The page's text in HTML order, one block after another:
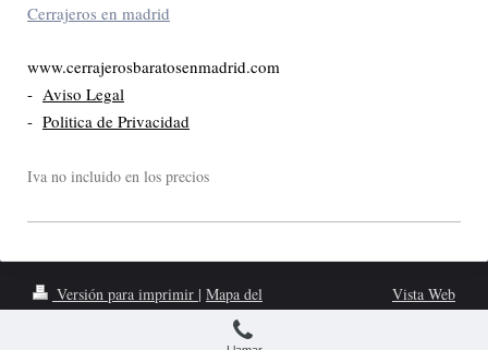
Cerrajeros en madrid
www.cerrajerosbaratosenmadrid.com
- Aviso Legal
- Politica de Privacidad
Iva no incluido en los precios
Versión para imprimir | Mapa del
sitio
www.cerrajerosbaratosenmadrid.com
Vista Web